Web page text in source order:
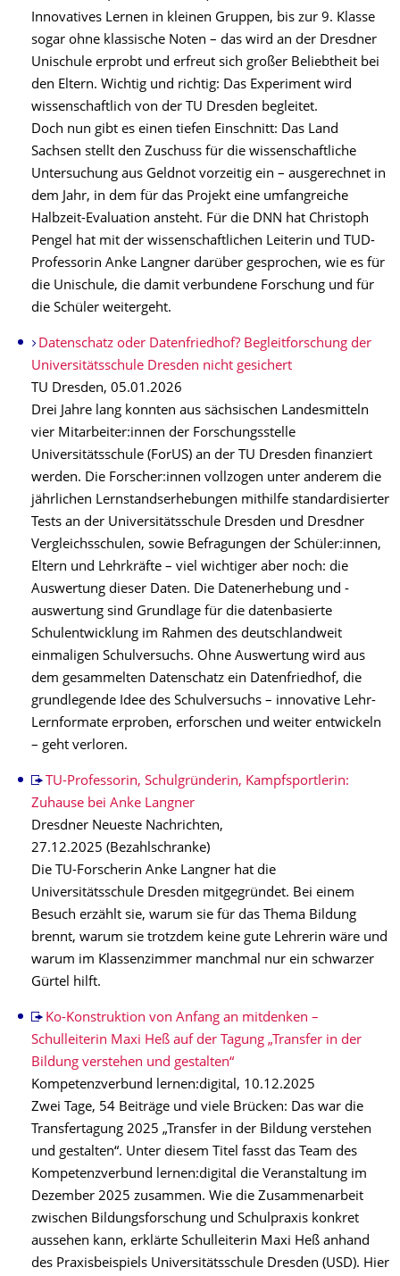
Innovatives Lernen in kleinen Gruppen, bis zur 9. Klasse
sogar ohne klassische Noten – das wird an der Dresdner
Unischule erprobt und erfreut sich großer Beliebtheit bei
den Eltern. Wichtig und richtig: Das Experiment wird
wissenschaftlich von der TU Dresden begleitet.
Doch nun gibt es einen tiefen Einschnitt: Das Land
Sachsen stellt den Zuschuss für die wissenschaftliche
Untersuchung aus Geldnot vorzeitig ein – ausgerechnet in
dem Jahr, in dem für das Projekt eine umfangreiche
Halbzeit-Evaluation ansteht. Für die DNN hat Christoph
Pengel hat mit der wissenschaftlichen Leiterin und TUD-
Professorin Anke Langner darüber gesprochen, wie es für
die Unischule, die damit verbundene Forschung und für
die Schüler weitergeht.
Datenschatz oder Datenfriedhof? Begleitforschung der
Universitätsschule Dresden nicht gesichert
TU Dresden, 05.01.2026
Drei Jahre lang konnten aus sächsischen Landesmitteln
vier Mitarbeiter:innen der Forschungsstelle
Universitätsschule (ForUS) an der TU Dresden finanziert
werden. Die Forscher:innen vollzogen unter anderem die
jährlichen Lernstandserhebungen mithilfe standardisierter
Tests an der Universitätsschule Dresden und Dresdner
Vergleichsschulen, sowie Befragungen der Schüler:innen,
Eltern und Lehrkräfte – viel wichtiger aber noch: die
Auswertung dieser Daten. Die Datenerhebung und -
auswertung sind Grundlage für die datenbasierte
Schulentwicklung im Rahmen des deutschlandweit
einmaligen Schulversuchs. Ohne Auswertung wird aus
dem gesammelten Datenschatz ein Datenfriedhof, die
grundlegende Idee des Schulversuchs – innovative Lehr-
Lernformate erproben, erforschen und weiter entwickeln
– geht verloren.
TU-Professorin, Schulgründerin, Kampfsportlerin:
Zuhause bei Anke Langner
Dresdner Neueste Nachrichten,
27.12.2025 (Bezahlschranke)
Die TU-Forscherin Anke Langner hat die
Universitätsschule Dresden mitgegründet. Bei einem
Besuch erzählt sie, warum sie für das Thema Bildung
brennt, warum sie trotzdem keine gute Lehrerin wäre und
warum im Klassenzimmer manchmal nur ein schwarzer
Gürtel hilft.
Ko-Konstruktion von Anfang an mitdenken –
Schulleiterin Maxi Heß auf der Tagung „Transfer in der
Bildung verstehen und gestalten“
Kompetenzverbund lernen:digital, 10.12.2025
Zwei Tage, 54 Beiträge und viele Brücken: Das war die
Transfertagung 2025 „Transfer in der Bildung verstehen
und gestalten“. Unter diesem Titel fasst das Team des
Kompetenzverbund lernen:digital die Veranstaltung im
Dezember 2025 zusammen. Wie die Zusammenarbeit
zwischen Bildungsforschung und Schulpraxis konkret
aussehen kann, erklärte Schulleiterin Maxi Heß anhand
des Praxisbeispiels Universitätsschule Dresden (USD). Hier